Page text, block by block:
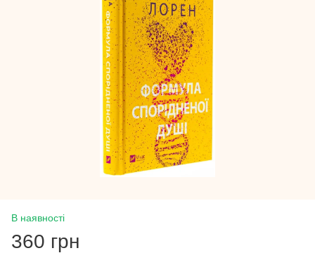
В наявності
360 грн